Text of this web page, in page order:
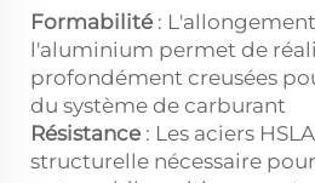
Formabilité :
l'aluminium permet de
profondément creusées
du système de carburant
Résistance : Les aciers
structurelle nécessaire